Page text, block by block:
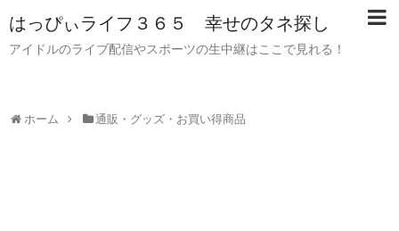
はっぴぃライフ３６５ 幸せのタネ探し
アイドルのライブ配信やスポーツの生中継はここで見れる！
ホーム 通販・グッズ・お買い得商品